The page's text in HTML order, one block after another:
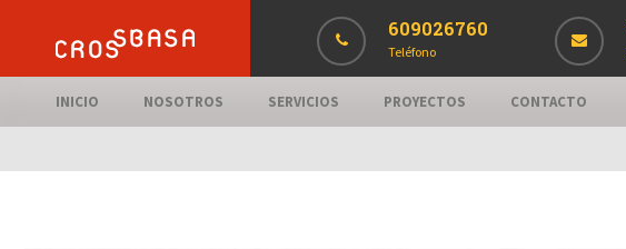
609026760
Teléfono
INICIO NOSOTROS SERVICIOS PROYECTOS CONTACTO